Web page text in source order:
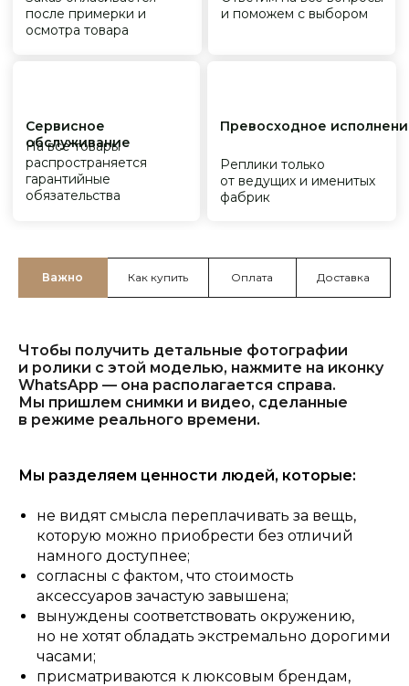
Важно Как купить Оплата Доставка
Чтобы получить детальные фотографии
и ролики с этой моделью, нажмите на иконку
WhatsApp — она располагается справа.
Мы пришлем снимки и видео, сделанные
в режиме реального времени.
Мы разделяем ценности людей, которые:
не видят смысла переплачивать за вещь,
которую можно приобрести без отличий
намного доступнее;
согласны с фактом, что стоимость
аксессуаров зачастую завышена;
вынуждены соответствовать окружению,
но не хотят обладать экстремально дорогими
часами;
присматриваются к люксовым брендам,